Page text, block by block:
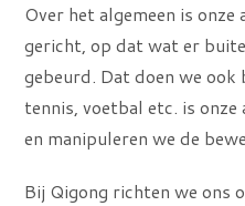
Over het algemeen is
gericht, op dat wat er
gebeurd. Dat doen we
tennis, voetbal etc. is
en manipuleren we de
Bij Qigong richten we ons